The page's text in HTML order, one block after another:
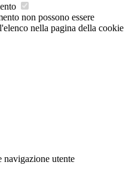
non possono essere
nella pagina della cookie
navigazione utente